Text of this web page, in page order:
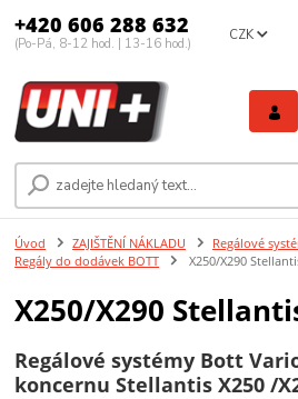
CZK
+420 606 288 632
(Po-Pá, 8-12 hod. | 13-16 hod.)
Úvod ZAJIŠTĚNÍ NÁKLADU
Regálové
Regály do dodávek BOTT
X250/X290
X250/X290
Regálové systémy Bott
koncernu Stellantis X250 /